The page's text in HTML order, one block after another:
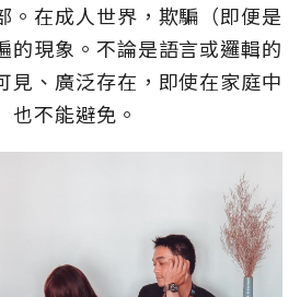
。在成人世界，欺騙（即便是
的現象。不論是語言或邏輯的
見、廣泛存在，即使在家庭中
也不能避免。